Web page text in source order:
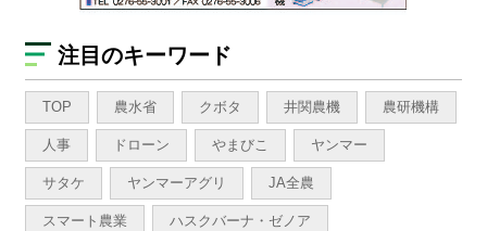
注目のキーワード
TOP 農水省 クボタ 井関農機 農研機構
人事 ドローン やまびこ ヤンマー
サタケ ヤンマーアグリ JA全農
スマート農業 ハスクバーナ・ゼノア